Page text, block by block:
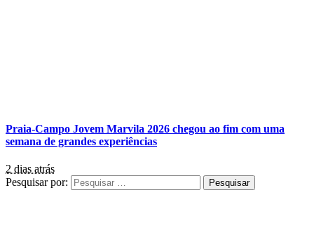
Praia-Campo Jovem Marvila 2026 chegou ao fim com uma
semana de grandes experiências
2 dias atrás
Pesquisar por: